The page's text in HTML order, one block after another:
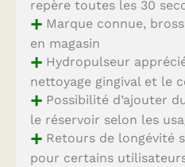
repère toutes les 30
+Marque connue,
en magasin
+Hydropulseur
nettoyage gingival et le
+Possibilité d’ajouter
le réservoir selon les
+Retours de longévité
pour certains